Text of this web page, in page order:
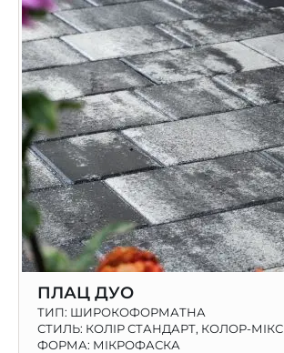
ПЛАЦ ДУО
ТИП: ШИРОКОФОРМАТНА
СТИЛЬ: КОЛІР СТАНДАРТ, КОЛОР-МІКС
ФОРМА: МІКРОФАСКА